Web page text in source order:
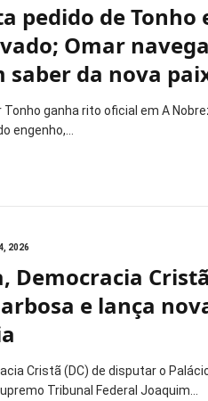
pedido de Tonho
Omar
saber da nova
Tonho ganha rito oficial em A
engenho,…
2026
Democracia
e lança
Cristã (DC) de disputar o
Tribunal Federal Joaquim…